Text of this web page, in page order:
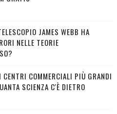
JAMES WEBB HA
NELLE TEORIE
CENTRI COMMERCIALI PIÙ GRANDI
SCIENZA C'È DIETRO